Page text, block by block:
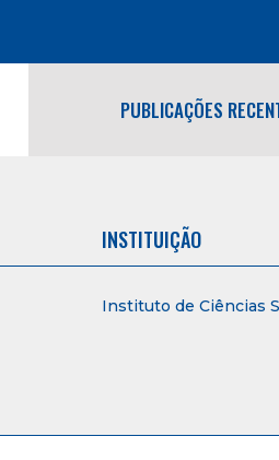
PUBLICAÇÕES
INSTITUIÇÃO
Instituto de Ciências